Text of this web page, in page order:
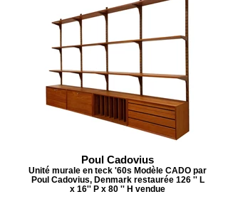
Poul Cadovius
Unité murale en teck '60s Modèle CADO par
Poul Cadovius, Denmark restaurée 126 '' L
x 16'' P x 80 '' H vendue